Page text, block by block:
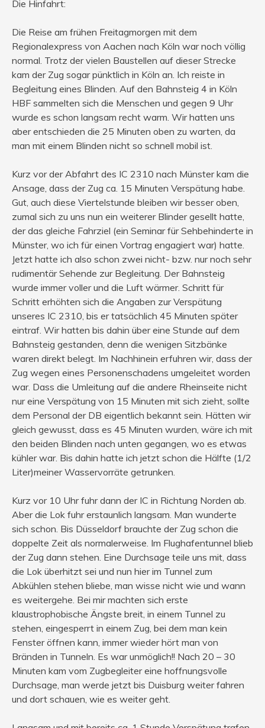
Die Hinfahrt:
Die Reise am frühen Freitagmorgen mit dem
Regionalexpress von Aachen nach Köln war noch völlig
normal. Trotz der vielen Baustellen auf dieser Strecke
kam der Zug sogar pünktlich in Köln an. Ich reiste in
Begleitung eines Blinden. Auf den Bahnsteig 4 in Köln
HBF sammelten sich die Menschen und gegen 9 Uhr
wurde es schon langsam recht warm. Wir hatten uns
aber entschieden die 25 Minuten oben zu warten, da
man mit einem Blinden nicht so schnell mobil ist.
Kurz vor der Abfahrt des IC 2310 nach Münster kam die
Ansage, dass der Zug ca. 15 Minuten Verspätung habe.
Gut, auch diese Viertelstunde bleiben wir besser oben,
zumal sich zu uns nun ein weiterer Blinder gesellt hatte,
der das gleiche Fahrziel (ein Seminar für Sehbehinderte in
Münster, wo ich für einen Vortrag engagiert war) hatte.
Jetzt hatte ich also schon zwei nicht- bzw. nur noch sehr
rudimentär Sehende zur Begleitung. Der Bahnsteig
wurde immer voller und die Luft wärmer. Schritt für
Schritt erhöhten sich die Angaben zur Verspätung
unseres IC 2310, bis er tatsächlich 45 Minuten später
eintraf. Wir hatten bis dahin über eine Stunde auf dem
Bahnsteig gestanden, denn die wenigen Sitzbänke
waren direkt belegt. Im Nachhinein erfuhren wir, dass der
Zug wegen eines Personenschadens umgeleitet worden
war. Dass die Umleitung auf die andere Rheinseite nicht
nur eine Verspätung von 15 Minuten mit sich zieht, sollte
dem Personal der DB eigentlich bekannt sein. Hätten wir
gleich gewusst, dass es 45 Minuten wurden, wäre ich mit
den beiden Blinden nach unten gegangen, wo es etwas
kühler war. Bis dahin hatte ich jetzt schon die Hälfte (1/2
Liter)meiner Wasservorräte getrunken.
Kurz vor 10 Uhr fuhr dann der IC in Richtung Norden ab.
Aber die Lok fuhr erstaunlich langsam. Man wunderte
sich schon. Bis Düsseldorf brauchte der Zug schon die
doppelte Zeit als normalerweise. Im Flughafentunnel blieb
der Zug dann stehen. Eine Durchsage teile uns mit, dass
die Lok überhitzt sei und nun hier im Tunnel zum
Abkühlen stehen bliebe, man wisse nicht wie und wann
es weitergehe. Bei mir machten sich erste
klaustrophobische Ängste breit, in einem Tunnel zu
stehen, eingesperrt in einem Zug, bei dem man kein
Fenster öffnen kann, immer wieder hört man von
Bränden in Tunneln. Es war unmöglich!! Nach 20 – 30
Minuten kam vom Zugbegleiter eine hoffnungsvolle
Durchsage, man werde jetzt bis Duisburg weiter fahren
und dort schauen, wie es weiter geht.